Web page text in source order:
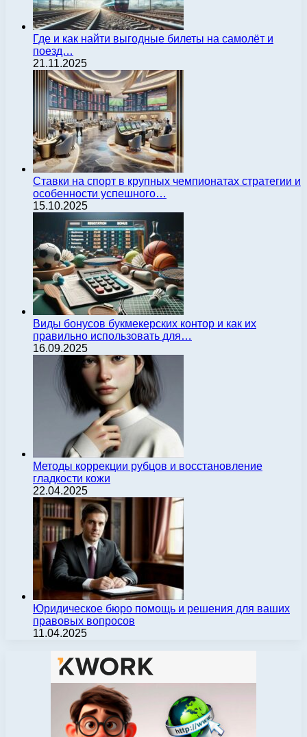
Где и как найти выгодные билеты на самолёт и
поезд…
21.11.2025
Ставки на спорт в крупных чемпионатах стратегии и
особенности успешного…
15.10.2025
Виды бонусов букмекерских контор и как их
правильно использовать для…
16.09.2025
Методы коррекции рубцов и восстановление
гладкости кожи
22.04.2025
Юридическое бюро помощь и решения для ваших
правовых вопросов
11.04.2025